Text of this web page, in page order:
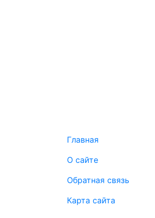
Главная
О сайте
Обратная связь
Карта сайта